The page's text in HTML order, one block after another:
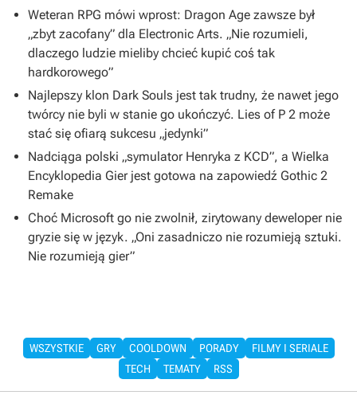
Weteran RPG mówi wprost: Dragon Age zawsze był
„zbyt zacofany” dla Electronic Arts. „Nie rozumieli,
dlaczego ludzie mieliby chcieć kupić coś tak
hardkorowego”
Najlepszy klon Dark Souls jest tak trudny, że nawet jego
twórcy nie byli w stanie go ukończyć. Lies of P 2 może
stać się ofiarą sukcesu „jedynki”
Nadciąga polski „symulator Henryka z KCD”, a Wielka
Encyklopedia Gier jest gotowa na zapowiedź Gothic 2
Remake
Choć Microsoft go nie zwolnił, zirytowany deweloper nie
gryzie się w język. „Oni zasadniczo nie rozumieją sztuki.
Nie rozumieją gier”
WSZYSTKIE GRY COOLDOWN PORADY
FILMY I SERIALE
TECH
TEMATY RSS